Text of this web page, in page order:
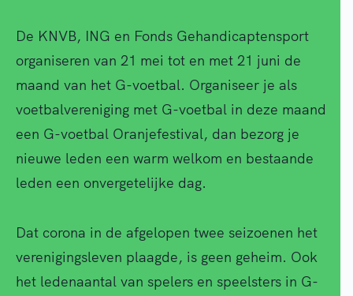
De KNVB, ING en Fonds Gehandicaptensport
organiseren van 21 mei tot en met 21 juni de
maand van het G-voetbal. Organiseer je als
voetbalvereniging met G-voetbal in deze maand
een G-voetbal Oranjefestival, dan bezorg je
nieuwe leden een warm welkom en bestaande
leden een onvergetelijke dag.
Dat corona in de afgelopen twee seizoenen het
verenigingsleven plaagde, is geen geheim. Ook
het ledenaantal van spelers en speelsters in G-